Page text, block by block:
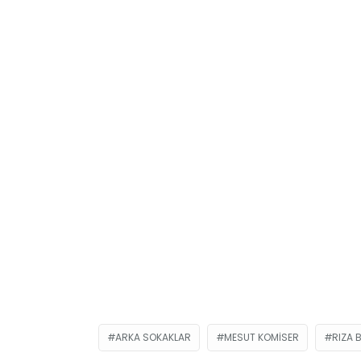
ARKA SOKAKLAR MESUT KOMISER RIZA